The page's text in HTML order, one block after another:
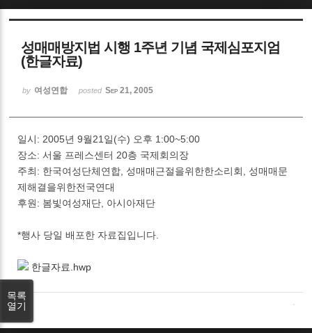
성매매방지법 시행 1주년 기념 국제심포지엄
(한글자료)
by 여성연합 posted Sep 21, 2005
일시: 2005년 9월21일(수) 오후 1:00~5:00
장소: 서울 프레스센터 20층 국제회의장
주최: 한국여성단체연합, 성매매근절을위한한소리회, 성매매문
제해결을위한전국연대
후원: 봄빛여성재단, 아시아재단
*행사 당일 배포한 자료집입니다.
한글자료.hwp
목록
열기
Sketchbook5, 스케치북5
Sketchbook5, 스케치북5